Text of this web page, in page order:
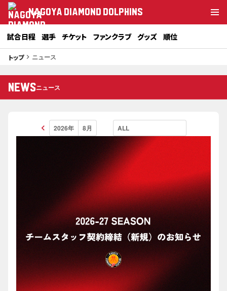
NAGOYA DIAMOND DOLPHINS
試合日程 選手 チケット ファンクラブ グッズ 順位
トップkeyboard_arrow_right ニュース
NEWSニュース
keyboard_arrow_left